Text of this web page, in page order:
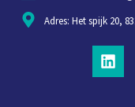
Adres: Het spijk 20,